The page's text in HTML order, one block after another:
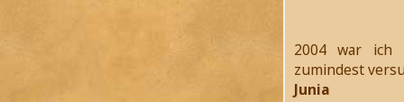
2004 war ich
zumindest
Junia